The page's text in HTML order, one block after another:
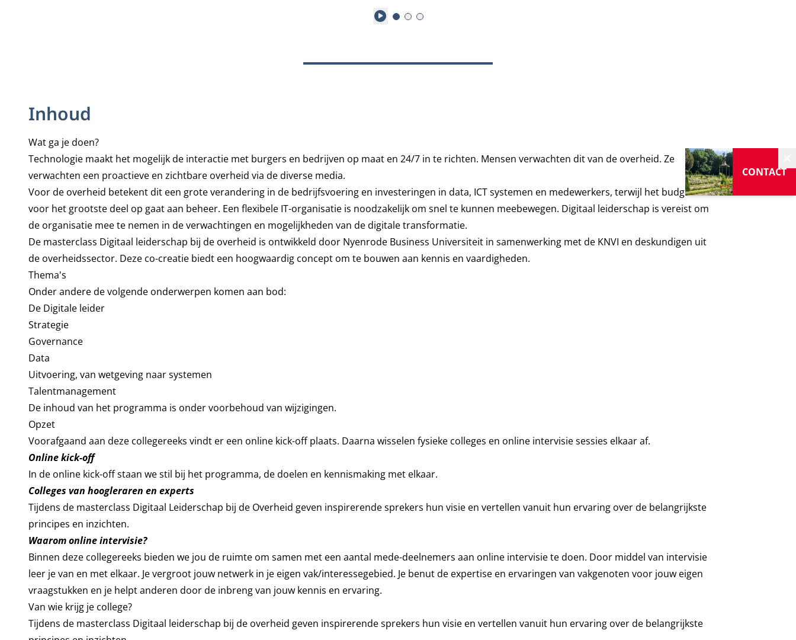
CONTACT
Play
Inhoud
Wat ga je doen?
Technologie maakt het mogelijk de interactie met burgers en bedrijven op maat en 24/7 in te richten. Mensen verwachten dit van de overheid. Ze
verwachten een proactieve en zichtbare overheid via de diverse media.
Voor de overheid betekent dit een grote verandering in de bedrijfsvoering en investeringen in data, ICT systemen en medewerkers, terwijl het budget
voor het grootste deel op gaat aan beheer. Een flexibele IT-organisatie is noodzakelijk om snel te kunnen meebewegen. Digitaal leiderschap is vereist om
de organisatie mee te nemen in de verwachtingen en mogelijkheden van de digitale transformatie.
De masterclass Digitaal leiderschap bij de overheid is ontwikkeld door Nyenrode Business Universiteit in samenwerking met de KNVI en deskundigen uit
de overheidssector. Deze co-creatie biedt een hoogwaardig concept om te bouwen aan kennis en vaardigheden.
Thema's
Onder andere de volgende onderwerpen komen aan bod:
De Digitale leider
Strategie
Governance
Data
Uitvoering, van wetgeving naar systemen
Talentmanagement
De inhoud van het programma is onder voorbehoud van wijzigingen.
Opzet
Voorafgaand aan deze collegereeks vindt er een online kick-off plaats. Daarna wisselen fysieke colleges en online intervisie sessies elkaar af.
Online kick-off
In de online kick-off staan we stil bij het programma, de doelen en kennismaking met elkaar.
Colleges van hoogleraren en experts
Tijdens de masterclass Digitaal Leiderschap bij de Overheid geven inspirerende sprekers hun visie en vertellen vanuit hun ervaring over de belangrijkste
principes en inzichten.
Waarom online intervisie?
Binnen deze collegereeks bieden we jou de ruimte om samen met een aantal mede-deelnemers aan online intervisie te doen. Door middel van intervisie
leer je van en met elkaar. Je vergroot jouw netwerk in je eigen vak/interessegebied. Je benut de expertise en ervaringen van vakgenoten voor jouw eigen
vraagstukken en je helpt anderen door de inbreng van jouw kennis en ervaring.
Van wie krijg je college?
Tijdens de masterclass Digitaal leiderschap bij de overheid geven inspirerende sprekers hun visie en vertellen vanuit hun ervaring over de belangrijkste